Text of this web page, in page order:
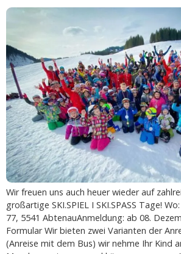
Wir freuen uns auch heuer wieder auf
großartige SKI.SPIEL I SKI.SPASS Tage!
77, 5541 AbtenauAnmeldung: ab 08.
Formular Wir bieten zwei Varianten der
(Anreise mit dem Bus) wir nehme Ihr Kind